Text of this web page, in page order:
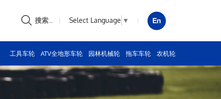
搜索... Select Language ▼
工具车轮 ATV全地形车轮 园林机械轮 拖车车轮 农机轮